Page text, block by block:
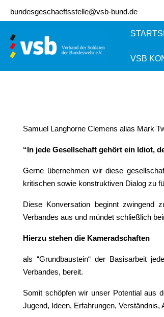
bundesgeschaeftsstelle@vsb-bund.de
VSB
Samuel Langhorne Clemens alias Mark
“In jede Gesellschaft gehört ein Idiot,
Gerne übernehmen wir diese
kritischen sowie konstruktiven Dialog zu
Diese Konversation beginnt zwingend
Verbandes aus und mündet schließlich
Hierzu stehen die Kameradschaften
als “Grundbaustein“ der Basisarbeit
Verbandes, bereit.
Somit schöpfen wir unser Potential aus
Jugend, Ideen, Erfahrungen, Verständnis,